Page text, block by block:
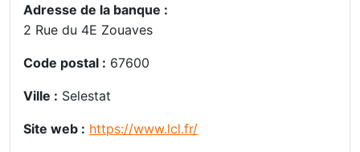
Adresse de la banque :
2 Rue du 4E Zouaves
Code postal : 67600
Ville : Selestat
Site web : https://www.lcl.fr/